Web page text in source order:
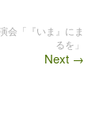
会「『いま』にま
るを」
Next →